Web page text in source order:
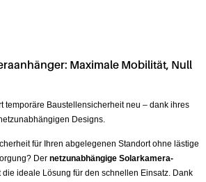
Maximale Mobilität, Null
temporäre Baustellensicherheit neu – dank ihres
Designs.
für Ihren abgelegenen Standort ohne lästige
Der netzunabhängige Solarkamera-
die ideale Lösung für den schnellen Einsatz. Dank